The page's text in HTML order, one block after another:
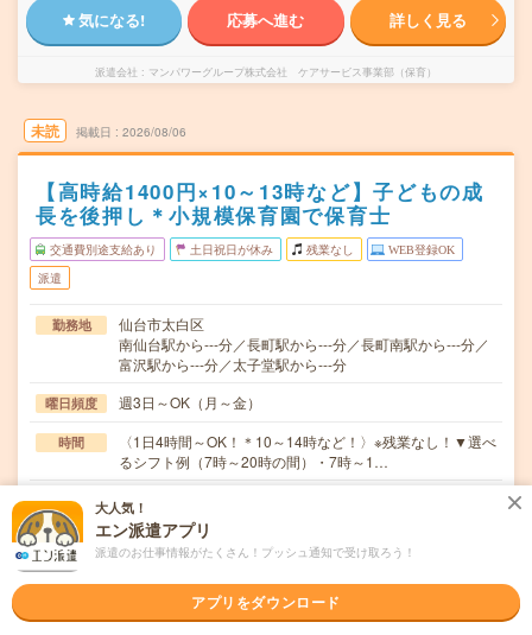
気になる! 応募へ進む 詳しく見る
派遣会社 マンパワーグループ株式会社 ケアサービス事業部（保育）
未読 掲載日 2026/08/06
【高時給1400円×10～13時など】子どもの成
長を後押し＊小規模保育園で保育士
交通費別途支給あり 土日祝日が休み 残業なし WEB登録OK
派遣
勤務地
仙台市太白区
南仙台駅から---分／長町駅から---分／長町南駅から---分／
富沢駅から---分／太子堂駅から---分
曜日頻度 週3日～OK（月～金）
時間
〈1日4時間～OK！＊10～14時など！〉※残業なし！▼選べ
るシフト例（7時～20時の間）・7時～1…
期間
最短2ヶ月～長期 ★急募 ★8月～、さらに先のスタート
もOK！開始日ご相談ください。
時給
時給1400円～ ★日払い／週払い制度あり（月払いも選べ
す★フルタイムできる方は100円アップ！
大人気！
エン派遣アプリ
派遣のお仕事情報がたくさん！プッシュ通知で受け取ろう！
アプリをダウンロード